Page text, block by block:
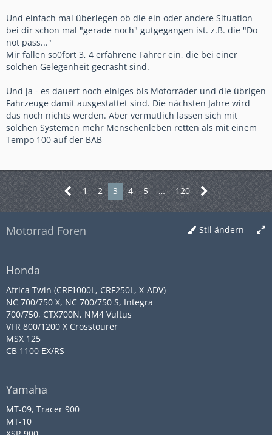
Und einfach mal überlegen ob die ein oder andere Situation
bei dir schon mal "gerade noch" gutgegangen ist. z.B. die "Do
not pass..."
Mir fallen so0fort 3, 4 erfahrene Fahrer ein, die bei einer
solchen Gelegenheit gecrasht sind.
Und ja - es dauert noch einiges bis Motorräder und die übrigen
Fahrzeuge damit ausgestattet sind. Die nächsten Jahre wird
das noch nichts werden. Aber vermutlich lassen sich mit
solchen Systemen mehr Menschenleben retten als mit einem
Tempo 100 auf der BAB
1 2 3 4 5 … 120
Stil ändern
Motorrad Foren
Honda
Africa Twin (CRF1000L, CRF250L, X-ADV)
NC 700/750 X, NC 700/750 S, Integra
700/750, CTX700N, NM4 Vultus
VFR 800/1200 X Crosstourer
MSX 125
CB 1100 EX/RS
Yamaha
MT-09, Tracer 900
MT-10